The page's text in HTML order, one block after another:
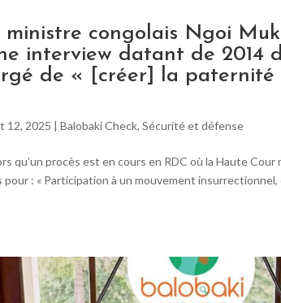
ministre congolais Ngoi
interview datant de 2014
de « [créer] la paternité
12, 2025 |Balobaki Check,Sécurité et défense
qu’un procès est en cours en RDC où la Haute
pour : « Participation à un mouvement